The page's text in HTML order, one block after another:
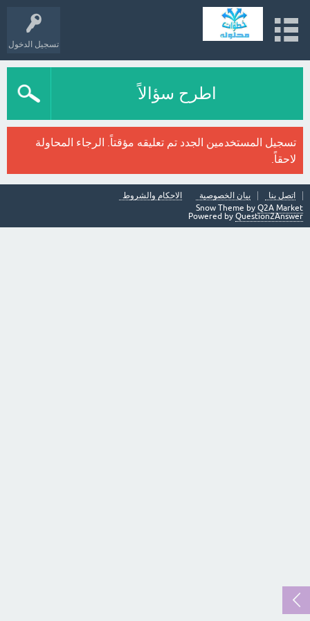
تسجيل الدخول
اطرح سؤالاً
تسجيل المستخدمين الجدد تم تعليقه مؤقتاً. الرجاء المحاولة
لاحقاً.
اتصل بنا بيان الخصوصية
الاحكام والشروط
Snow Theme by Q2A Market
Powered by Question2Answer